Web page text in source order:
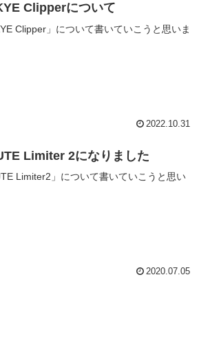
Clipperについて
Clipper」について書いていこうと思いま
2022.10.31
Limiter 2になりました
Limiter2」について書いていこうと思い
2020.07.05